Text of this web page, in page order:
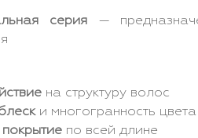
серия—
на структуру волос
и многогранность цвета
по всей длине